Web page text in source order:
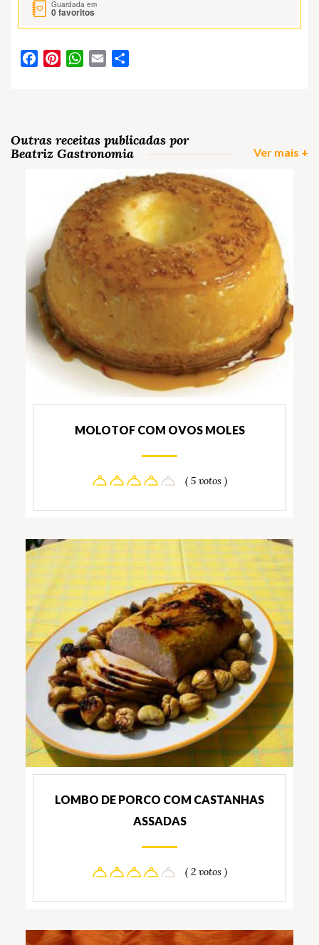
Guardada em
0favoritos
FacebookPinterestWhatsApp
Email
Outras receitas publicadas por
Beatriz Gastronomia
Ver mais +
MOLOTOF COM OVOS MOLES
( 5 votos )
LOMBO DE PORCO COM CASTANHAS
ASSADAS
( 2 votos )